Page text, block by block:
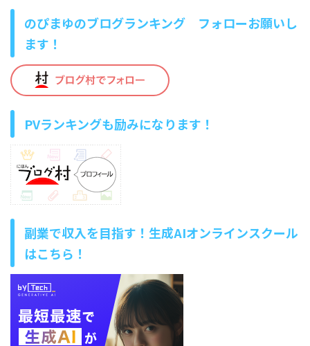
のぴまゆのブログランキング フォローお願いし
ます！
PVランキングも励みになります！
副業で収入を目指す！生成AIオンラインスクール
はこちら！